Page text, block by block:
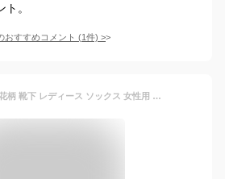
。
おすすめコメント (1件) >
今だけ 2足セット 花柄 靴下 レディース ソックス 女性用 足元 あったか おしゃれ 北欧 ボタニカル柄 かわいい クルー丈 ショート丈 くつした 部屋着 23cm 24cm ギフト 可愛い プレゼント 秋 冬 ルームソックス フラワー 刺繍【ネコポス送料無料】